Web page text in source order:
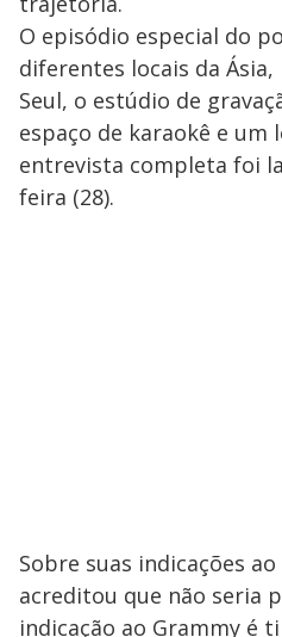
O episódio especial do
diferentes locais da
Seul, o estúdio de
espaço de karaokê e um
entrevista completa foi
feira (28).
Sobre suas indicações
acreditou que não seria
indicação ao Grammy é